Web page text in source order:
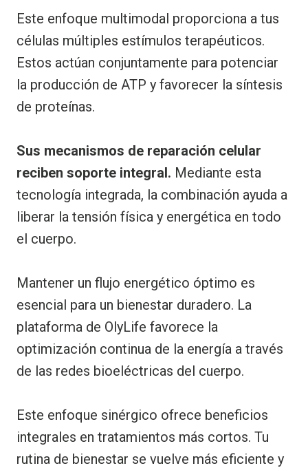
Este enfoque multimodal proporciona a tus
células múltiples estímulos terapéuticos.
Estos actúan conjuntamente para potenciar
la producción de ATP y favorecer la síntesis
de proteínas.
Sus mecanismos de reparación celular
reciben soporte integral. Mediante esta
tecnología integrada, la combinación ayuda a
liberar la tensión física y energética en todo
el cuerpo.
Mantener un flujo energético óptimo es
esencial para un bienestar duradero. La
plataforma de OlyLife favorece la
optimización continua de la energía a través
de las redes bioeléctricas del cuerpo.
Este enfoque sinérgico ofrece beneficios
integrales en tratamientos más cortos. Tu
rutina de bienestar se vuelve más eficiente y